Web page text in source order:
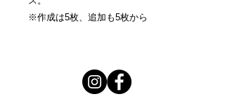
※作成は5枚、追加も5枚から